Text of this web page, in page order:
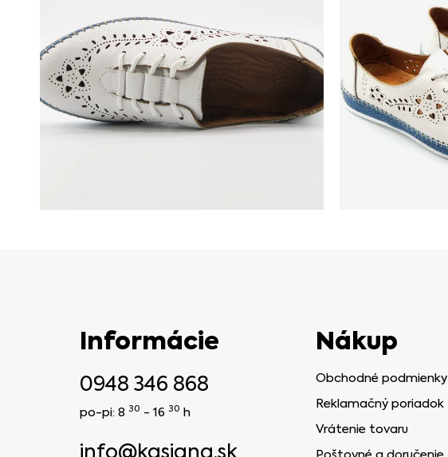
Informácie
0948 346 868
po-pi: 8 30 - 16 30 h
info@kasiana.sk
Nákup
Obchodné podmienky
Reklamačný poriadok
Vrátenie tovaru